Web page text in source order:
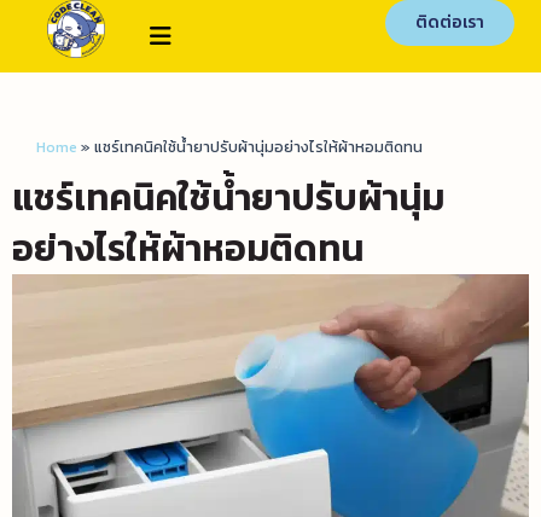
ติดต่อเรา
Home » แชร์เทคนิคใช้น้ำยาปรับผ้านุ่มอย่างไรให้ผ้าหอมติดทน
แชร์เทคนิคใช้น้ำยาปรับผ้านุ่ม
อย่างไรให้ผ้าหอมติดทน